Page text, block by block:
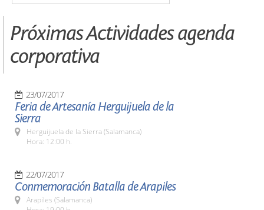
Próximas Actividades agenda
corporativa
23/07/2017
Feria de Artesanía Herguijuela de la
Sierra
Herguijuela de la Sierra (Salamanca)
Hora: 12:00 h.
22/07/2017
Conmemoración Batalla de Arapiles
Arapiles (Salamanca)